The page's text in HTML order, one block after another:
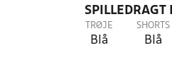
SPILLEDRAGT
TRØJE
Blå
SHORTS
Blå